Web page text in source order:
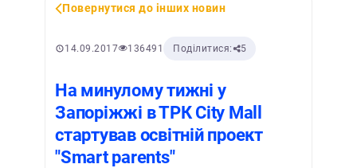
Повернутися до інших новин
14.09.2017 Поділитися: 5
136491
На минулому тижні у
Запоріжжі в ТРК City Мall
стартував освітній проект
"Smart parents"